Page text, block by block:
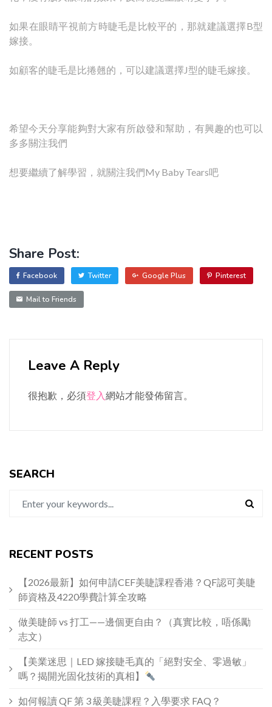
如果在眼睛平視前方時睫毛是比較平的，那就建議選擇B型
嫁接。
如顧客的睫毛是比捲翹的，可以建議選擇J型的睫毛嫁接。
希望今天分享能夠對大家有所啟發和幫助，有興趣的也可以
多多關注我們
想要繼續了解學習，就關注我們My Baby Tears吧
Share Post:
Facebook Twitter Google Plus Pinterest
Mail to Friends
Leave A Reply
很抱歉，必須登入網站才能發佈留言。
SEARCH
RECENT POSTS
【2026最新】如何申請CEF美睫課程香港？QF認可美睫
師資格及4220學費計算全攻略
做美睫師 vs 打工——邊個更自由？（真實比較，唔係勵
志文）
【美業迷思｜LED 嫁接睫毛真的「絕對安全、零過敏」
嗎？揭開光固化技術的真相】
如何報讀 QF 第 3 級美睫課程？入學要求 FAQ？